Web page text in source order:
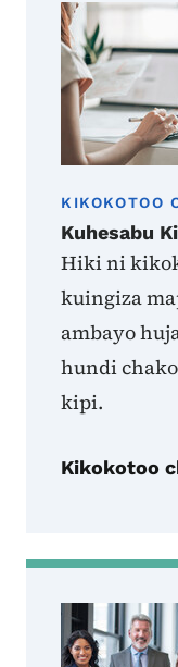
KIKOKOTOO
Kuhesabu
Hiki ni
kuingiza
ambayo
hundi
kipi.
Kikokotoo